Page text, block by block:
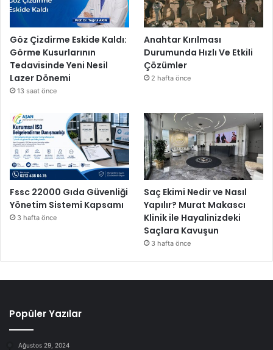
Göz Çizdirme Eskide Kaldı:
Görme Kusurlarının
Tedavisinde Yeni Nesil
Lazer Dönemi
13 saat önce
Anahtar Kırılması
Durumunda Hızlı Ve Etkili
Çözümler
2 hafta önce
Fssc 22000 Gıda Güvenliği
Yönetim Sistemi Kapsamı
3 hafta önce
Saç Ekimi Nedir ve Nasıl
Yapılır? Murat Makascı
Klinik ile Hayalinizdeki
Saçlara Kavuşun
3 hafta önce
Popüler Yazılar
Ağustos 29, 2024